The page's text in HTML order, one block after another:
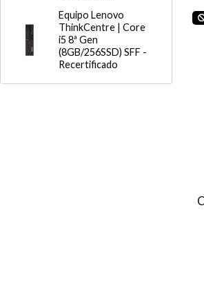
Equipo Lenovo
ThinkCentre | Core
i5 8ª Gen
(8GB/256SSD) SFF -
Recertificado